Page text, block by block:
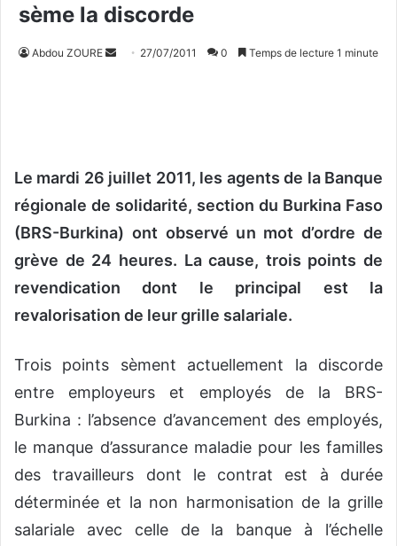
sème la discorde
Abdou ZOURE
r
u
c
o
u
e
l
27/07/2011 0 Temps de lecture 1 minute
Le mardi 26 juillet 2011, les agents de la Banque
régionale de solidarité, section du Burkina Faso
(BRS-Burkina) ont observé un mot d’ordre de
grève de 24 heures. La cause, trois points de
revendication dont le principal est la
revalorisation de leur grille salariale.
Trois points sèment actuellement la discorde
entre employeurs et employés de la BRS-
Burkina : l’absence d’avancement des employés,
le manque d’assurance maladie pour les familles
des travailleurs dont le contrat est à durée
déterminée et la non harmonisation de la grille
salariale avec celle de la banque à l’échelle